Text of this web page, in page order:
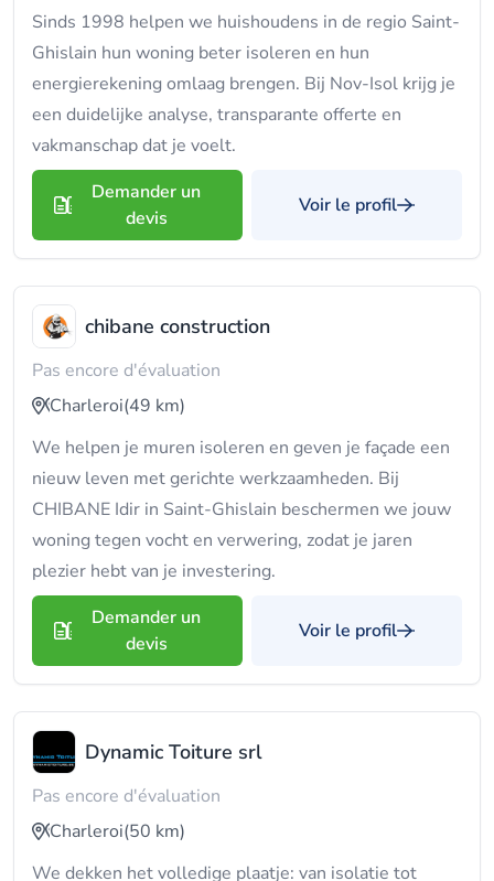
Sinds 1998 helpen we huishoudens in de regio Saint-
Ghislain hun woning beter isoleren en hun
energierekening omlaag brengen. Bij Nov-Isol krijg je
een duidelijke analyse, transparante offerte en
vakmanschap dat je voelt.
Demander un
devis
Voir le profil
chibane construction
Pas encore d'évaluation
Charleroi(49 km)
We helpen je muren isoleren en geven je façade een
nieuw leven met gerichte werkzaamheden. Bij
CHIBANE Idir in Saint-Ghislain beschermen we jouw
woning tegen vocht en verwering, zodat je jaren
plezier hebt van je investering.
Demander un
devis
Voir le profil
Dynamic Toiture srl
Pas encore d'évaluation
Charleroi(50 km)
We dekken het volledige plaatje: van isolatie tot